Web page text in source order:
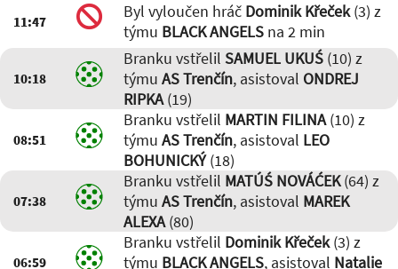
11:47 Byl vyloučen hráč Dominik Křeček(3) z
týmu BLACK ANGELSna 2 min
10:18
Branku vstřelil SAMUEL UKUŚ(10) z
týmu AS Trenčín, asistoval ONDREJ
RIPKA(19)
08:51
Branku vstřelil MARTIN FILINA(10) z
týmu AS Trenčín, asistoval LEO
BOHUNICKÝ(18)
07:38
Branku vstřelil MATÚŚ NOVÁĆEK(64) z
týmu AS Trenčín, asistoval MAREK
ALEXA(80)
06:59
Branku vstřelil Dominik Křeček(3) z
týmu BLACK ANGELS, asistoval Natalie